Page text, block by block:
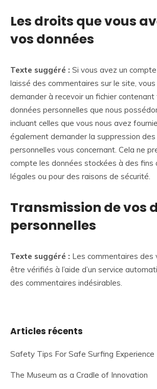
Les droits que vous
vos données
Texte suggéré : Si vous avez un
laissé des commentaires sur le site,
demander à recevoir un fichier
données personnelles que nous
incluant celles que vous nous avez
également demander la suppression
personnelles vous concernant. Cela ne
compte les données stockées à des fins
légales ou pour des raisons de sécurité.
Transmission de vos
personnelles
Texte suggéré : Les commentaires des
être vérifiés à l’aide d’un service
des commentaires indésirables.
Articles récents
Safety Tips For Safe Surfing Experience
The Museum as a Cradle of Innovation